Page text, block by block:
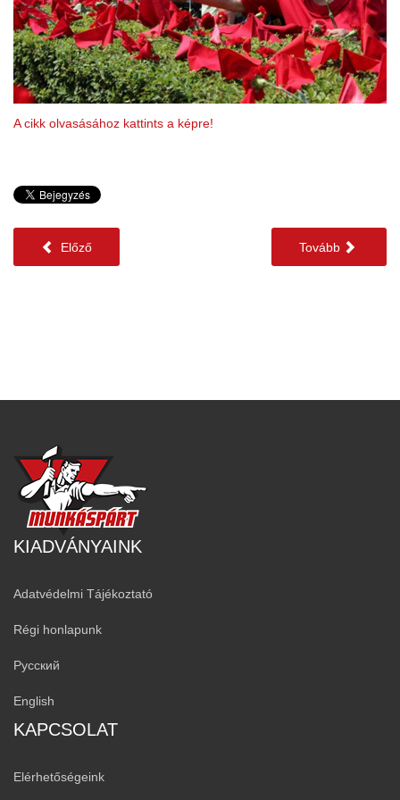
A cikk olvasásához kattints a képre!
Előző Tovább
KIADVÁNYAINK
Adatvédelmi Tájékoztató
Régi honlapunk
Русский
English
KAPCSOLAT
Elérhetőségeink